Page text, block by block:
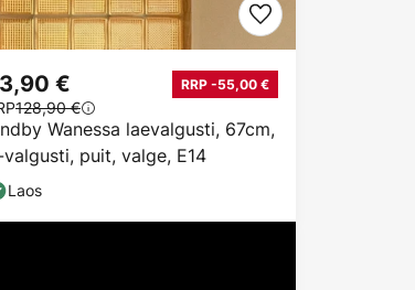
Wanessa laevalgusti, 67cm,
puit, valge, E14
€ RRP -55,00 €
128,90 €
Laos